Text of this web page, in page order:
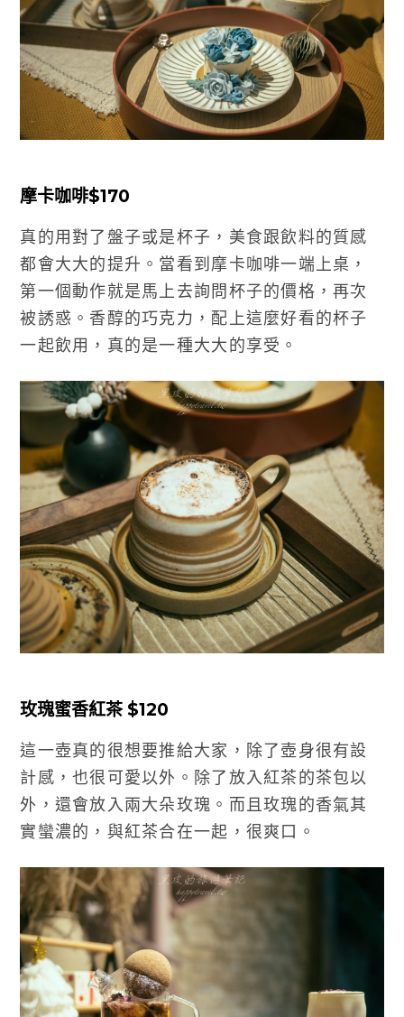
摩卡咖啡$170
真的用對了盤子或是杯子，美食跟飲料的質感
都會大大的提升。當看到摩卡咖啡一端上桌，
第一個動作就是馬上去詢問杯子的價格，再次
被誘惑。香醇的巧克力，配上這麼好看的杯子
一起飲用，真的是一種大大的享受。
玫瑰蜜香紅茶 $120
這一壺真的很想要推給大家，除了壺身很有設
計感，也很可愛以外。除了放入紅茶的茶包以
外，還會放入兩大朵玫瑰。而且玫瑰的香氣其
實蠻濃的，與紅茶合在一起，很爽口。